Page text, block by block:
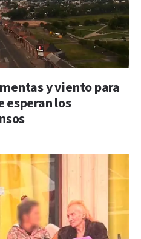
y viento para
esperan los